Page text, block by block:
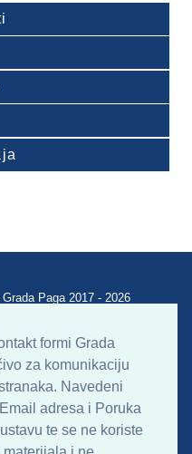
formi Grada
za komunikaciju
Navedeni
adresa i Poruka
te se ne koriste
Paga 2017 - 2026
Kontakt
RSS